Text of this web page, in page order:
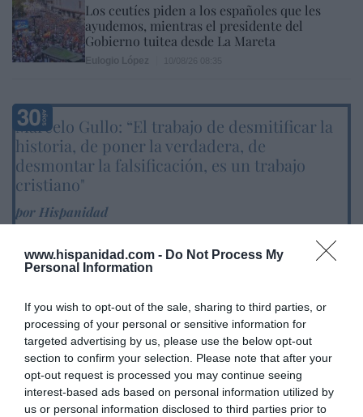
www.hispanidad.com - Do Not Process My
Personal Information
If you wish to opt-out of the sale, sharing to third parties, or
processing of your personal or sensitive information for
targeted advertising by us, please use the below opt-out
section to confirm your selection. Please note that after your
opt-out request is processed you may continue seeing
interest-based ads based on personal information utilized by
us or personal information disclosed to third parties prior to
Los ceutíes piden a los españoles que les
ayudemos, mientras el presidente del
Gobierno tuitea desde La Mareta
Marcelo Gullo: “El trabajo de desmitificar la
historia, de poner la verdadera, de
desmontar la falsificación, es un trabajo
cristiano"
por Hispanidad
DIARIO DE LA CORRUPCIÓN SANCHISTA
Diario de la corrupción sanchista. Hazte
Oír se manifiesta delante de La Mareta:
“Pedro Sánchez es un criminal”
por Redacción
Artículos anteriores